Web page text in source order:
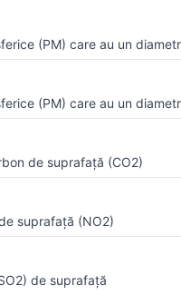
(PM) care au un
(PM) care au un
de suprafață (CO2)
suprafață (NO2)
de suprafață